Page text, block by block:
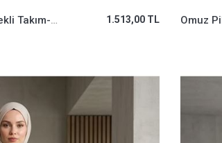
Omuz Pile Detay Müslin Etekli Takım-Duman 1.513,00 TL